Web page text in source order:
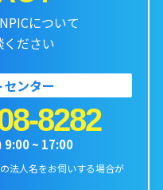
について
ださい
ンター
8282
9:00 ~ 17:00
法人名をお伺いする場合が